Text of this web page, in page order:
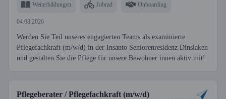
Weiterbildungen Jobrad Onboarding
04.08.2026
Werden Sie Teil unseres engagierten Teams als examinierte
Pflegefachkraft (m/w/d) in der Insanto Seniorenresidenz Dinslaken
und gestalten Sie die Pflege für unsere Bewohner:innen aktiv mit!
Pflegeberater / Pflegefachkraft (m/w/d)